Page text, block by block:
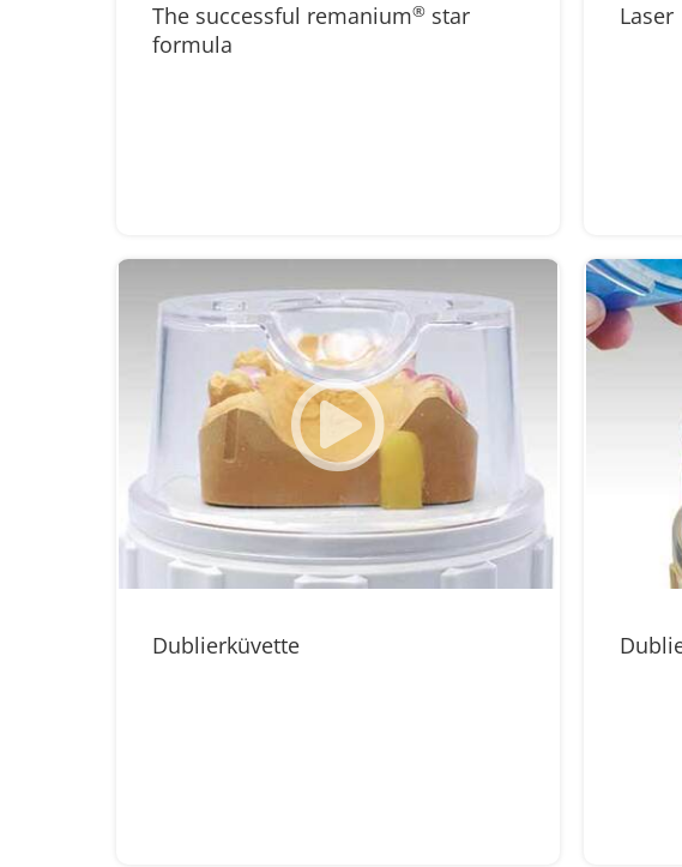
The successful remanium® star
formula
Laser
Dublierküvette